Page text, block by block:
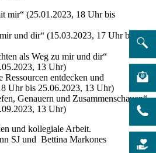
mir“ (25.01.2023, 18 Uhr bis
und dir“ (15.03.2023, 17 Uhr bis
als Weg zu mir und dir“
13 Uhr)
entdecken und
Uhr bis 25.06.2023, 13 Uhr)
Genauern und Zusammenschauen“
13 Uhr)
und kollegiale Arbeit.
SJ und Bettina Markones